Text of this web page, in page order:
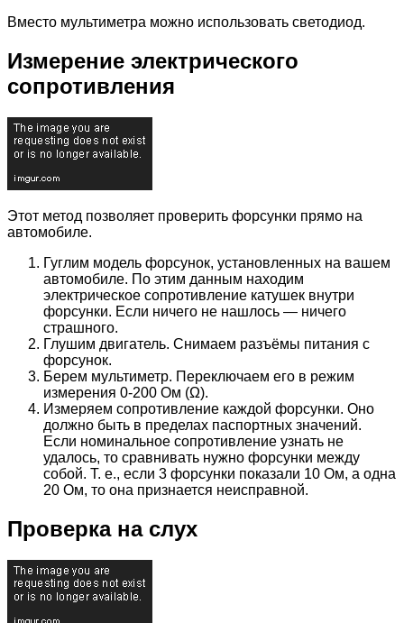
Вместо мультиметра можно использовать светодиод.
Измерение электрического
сопротивления
Этот метод позволяет проверить форсунки прямо на
автомобиле.
Гуглим модель форсунок, установленных на вашем
автомобиле. По этим данным находим
электрическое сопротивление катушек внутри
форсунки. Если ничего не нашлось — ничего
страшного.
Глушим двигатель. Снимаем разъёмы питания с
форсунок.
Берем мультиметр. Переключаем его в режим
измерения 0-200 Ом (Ω).
Измеряем сопротивление каждой форсунки. Оно
должно быть в пределах паспортных значений.
Если номинальное сопротивление узнать не
удалось, то сравнивать нужно форсунки между
собой. Т. е., если 3 форсунки показали 10 Ом, а одна
20 Ом, то она признается неисправной.
Проверка на слух